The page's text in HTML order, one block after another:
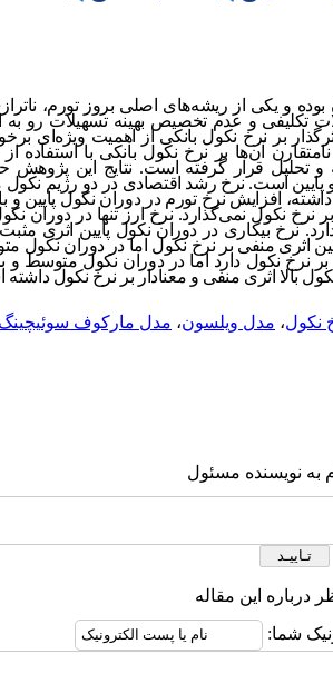
و یکی از ریشه‌‌های اصلی بروز تورم،
تکلیفی و عدم تخصیص بهینه تسهیلات رو به
بر نرخ نکول بانکی از اهمیت ویژه‌‌ای
آن‌‌ها بر نرخ نکول بانکی با
طی دوره فصلی 1379 تا 1399 مورد تجزیه و تحلیل قرار گرفته است.
پایین است. نرخ رشد اقتصادی در دو رژیم نکول
افزایش نرخ تورم در دوران نکول پایین و
نکول نمی‌‌گذارد. نرخ ارز تنها در دوران
نرخ بیکاری در دوران نکول پایین اثری
اثری منفی بر نرخ نکول اما در دوران نکول
نرخ نکول دارد اما در دوران نکول متوسط و
بالا اثری منفی و معنادار بر نرخ نکول
نکول، مدل ویلسون، مدل مارکوف سوئیچینگ
به نویسنده مسئول
درباره این مقاله
شما: